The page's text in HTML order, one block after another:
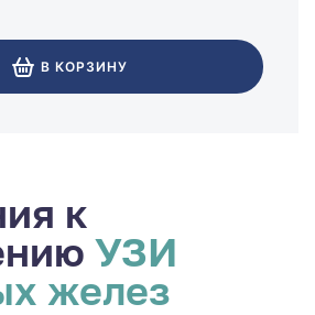
В КОРЗИНУ
к
УЗИ
желез